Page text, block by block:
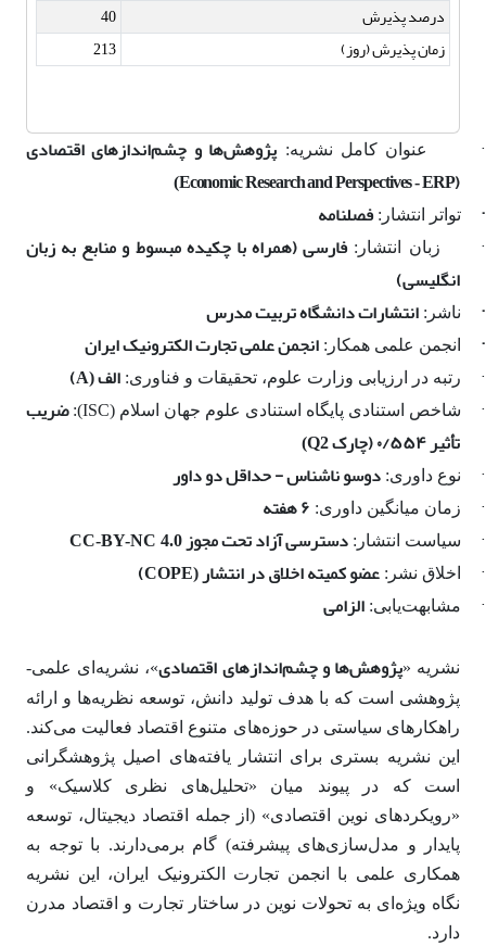
درصد پذیرش
40
زمان پذیرش (روز)
213
· عنوان کامل نشریه: پژوهش‌ها و چشم‌اندازهای اقتصادی
(
Economic Research and Perspectives - ERP
)
· تواتر انتشار:فصلنامه
·
زبان انتشار:فارسی (همراه با چکیده مبسوط و منابع به زبان
انگلیسی)
·
ناشر: انتشارات دانشگاه تربیت مدرس
·
انجمن علمی همکار: انجمن علمی تجارت الکترونیک ایران
·
رتبه در ارزیابی وزارت علوم، تحقیقات و فناوری: الف(
A
)
·
شاخص استنادی پایگاه استنادی علوم جهان اسلام (ISC
)
:ضریب
تأثیر ۰/۵۵۴ (چارک
Q2
)
· نوع داوری: دوسو ناشناس - حداقل دو داور
·
زمان میانگین داوری: ۶ هفته
·
سیاست انتشار: دسترسی آزاد تحت مجوزCC-BY-NC 4.0
· اخلاق نشر: عضو کمیته اخلاق در انتشار(
COPE
)
·
مشابهت‌یابی: الزامی
نشریه «پژوهش‌ها و چشم‌اندازهای اقتصادی»، نشریه‌ای علمی-
پژوهشی است که با هدف تولید دانش، توسعه نظریه‌ها و ارائه
راهکارهای سیاستی در حوزه‌های متنوع اقتصاد فعالیت می‌کند.
این نشریه بستری برای انتشار یافته‌های اصیل پژوهشگرانی
است که در پیوند میان «تحلیل‌های نظری کلاسیک» و
«رویکردهای نوین اقتصادی» (از جمله اقتصاد دیجیتال، توسعه
پایدار و مدل‌سازی‌های پیشرفته) گام برمی‌دارند. با توجه به
همکاری علمی با انجمن تجارت الکترونیک ایران، این نشریه
نگاه ویژه‌ای به تحولات نوین در ساختار تجارت و اقتصاد مدرن
دارد.